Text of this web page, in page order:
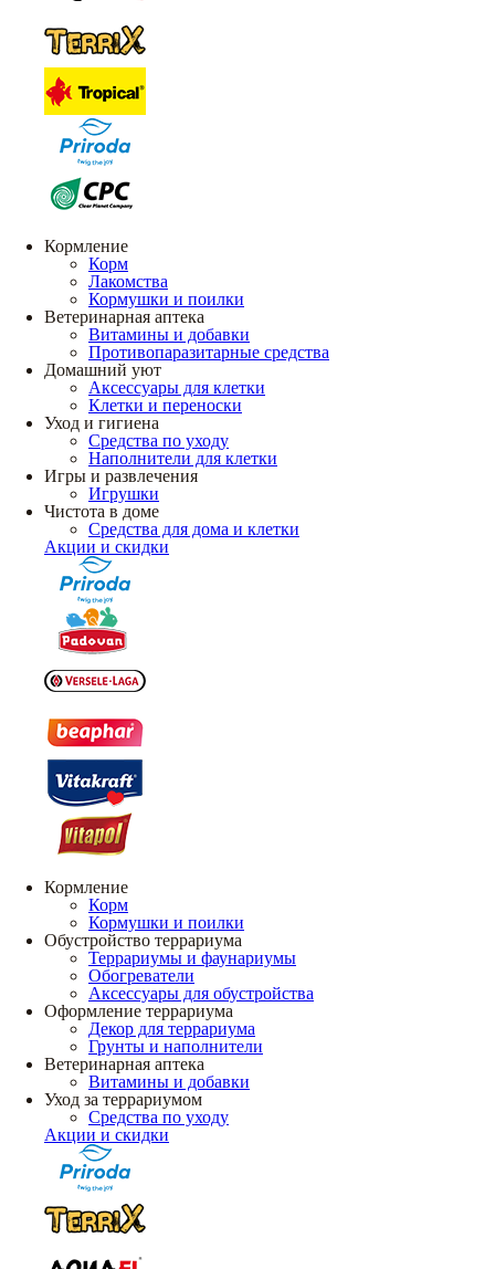
Кормление
Корм
Лакомства
Кормушки и поилки
Ветеринарная аптека
Витамины и добавки
Противопаразитарные средства
Домашний уют
Аксессуары для клетки
Клетки и переноски
Уход и гигиена
Средства по уходу
Наполнители для клетки
Игры и развлечения
Игрушки
Чистота в доме
Средства для дома и клетки
Акции и скидки
Кормление
Корм
Кормушки и поилки
Обустройство террариума
Террариумы и фаунариумы
Обогреватели
Аксессуары для обустройства
Оформление террариума
Декор для террариума
Грунты и наполнители
Ветеринарная аптека
Витамины и добавки
Уход за террариумом
Средства по уходу
Акции и скидки